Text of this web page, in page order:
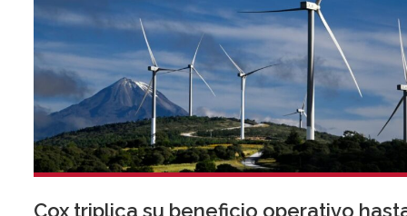
Cox triplica su beneficio operativo